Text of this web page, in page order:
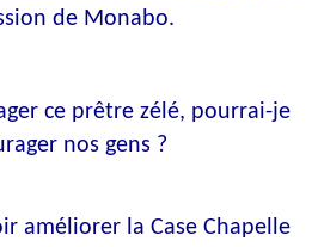
de Monabo.
ce prêtre zélé, pourrai-je
nos gens ?
améliorer la Case Chapelle